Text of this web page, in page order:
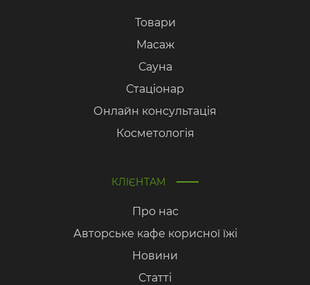
Товари
Масаж
Сауна
Стаціонар
Онлайн консультація
Косметологія
КЛІЄНТАМ
Про нас
Авторське кафе корисної їжі
Новини
Статті